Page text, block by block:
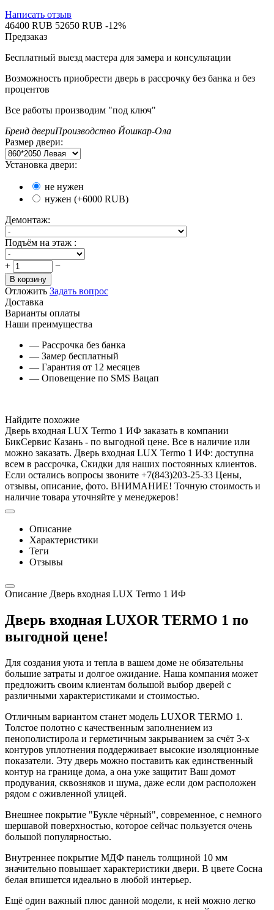
Написать отзыв
‍46400‍ RUB ‍52650‍ RUB -12%
Предзаказ
Бесплатный выезд мастера для замера и консультации
Возможность приобрести дверь в рассрочку без банка и без
процентов
Все работы производим "под ключ"
Бренд двериПроизводство Йошкар-Ола
Размер двери:
Установка двери:
не нужен
нужен (+6000 RUB)
Демонтаж:
Подъём на этаж :
+ −
В корзину
Отложить Задать вопрос
Доставка
Варианты оплаты
Наши преимущества
— Рассрочка без банка
— Замер бесплатный
— Гарантия от 12 месяцев
— Оповещение по SMS Вацап
Найдите похожие
Дверь входная LUX Termo 1 ИФ заказать в компании
БикСервис Казань - по выгодной цене. Все в наличие или
можно заказать. Дверь входная LUX Termo 1 ИФ: доступна
всем в рассрочка, Скидки для наших постоянных клиентов.
Если остались вопросы звоните +7(843)203-25-33 Цены,
отзывы, описание, фото. ВНИМАНИЕ! Точную стоимость и
наличие товара уточняйте у менеджеров!
Описание
Характеристики
Теги
Отзывы
Описание Дверь входная LUX Termo 1 ИФ
Дверь входная LUXOR TERMO 1 по
выгодной цене!
Для создания уюта и тепла в вашем доме не обязательны
большие затраты и долгое ожидание. Наша компания может
предложить своим клиентам большой выбор дверей с
различными характеристиками и стоимостью.
Отличным вариантом станет модель LUXOR TERMO 1.
Толстое полотно с качественным заполнением из
пенополистирола и герметичным закрыванием за счёт 3-х
контуров уплотнения поддерживает высокие изоляционные
показатели. Эту дверь можно поставить как единственный
контур на границе дома, а она уже защитит Ваш домот
продувания, сквозняков и шума, даже если дом расположен
рядом с оживленной улицей.
Внешнее покрытие "Букле чёрный", современное, с немного
шершавой поверхностью, которое сейчас пользуется очень
большой популярностью.
Внутреннее покрытие МДФ панель толщиной 10 мм
значительно повышает характеристики двери. В цвете Сосна
белая впишется идеально в любой интерьер.
Ещё один важный плюс данной модели, к ней можно легко